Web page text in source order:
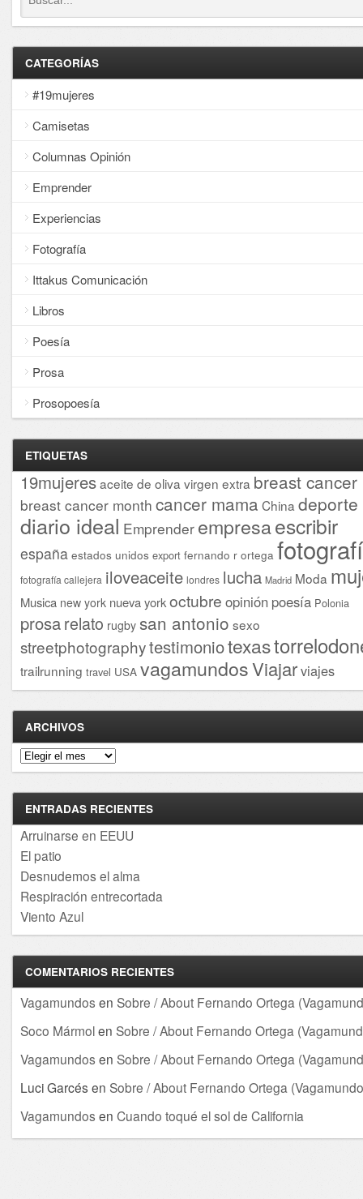
CATEGORÍAS
#19mujeres
Camisetas
Columnas Opinión
Emprender
Experiencias
Fotografía
Ittakus Comunicación
Libros
Poesía
Prosa
Prosopoesía
ETIQUETAS
19mujeresaceite de oliva virgen extra breast cancer
breast cancer month cancer mama China deporte
diario ideal Emprender empresaescribir
españa estados unidos export fernando r ortega
fotografía callejera iloveaceite londres lucha Madrid Moda
Musica new york nueva yorkoctubre opinión poesía Polonia
prosarelato rugby san antonio sexo
streetphotographytestimoniotexas
trailrunning travel USA vagamundosViajarviajes
ARCHIVOS
Archivos
ENTRADAS RECIENTES
Arruinarse en EEUU
El patio
Desnudemos el alma
Respiración entrecortada
Viento Azul
COMENTARIOS RECIENTES
Vagamundos en Sobre / About Fernando Ortega
Soco Mármolen Sobre / About Fernando Ortega
Vagamundos en Sobre / About Fernando Ortega
Luci Garcés en Sobre / About Fernando Ortega
Vagamundos en Cuando toqué el sol de California